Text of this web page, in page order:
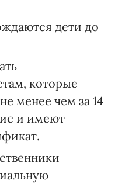
дети до
которые
менее чем за 14
и имеют